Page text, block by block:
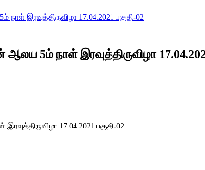
இரவுத்திருவிழா 17.04.2021 பகுதி-02
5ம் நாள் இரவுத்திருவிழா
17.04.2021 பகுதி-02